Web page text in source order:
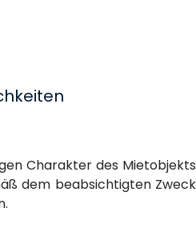
Charakter des Mietobjekts
dem beabsichtigten Zweck